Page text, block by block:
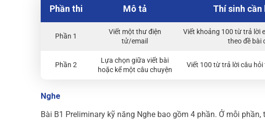
Phần thi Mô tả Thí sinh cần
Phần 1
Viết một thư điện
tử/email
Viết khoảng 100 từ trả lời
theo đề bài
Phần 2
Lựa chọn giữa viết bài
hoặc kể một câu chuyện
Viết 100 từ trả lời câu
Nghe
Bài B1 Preliminary kỹ năng Nghe bao gồm 4 phần. Ở mỗi